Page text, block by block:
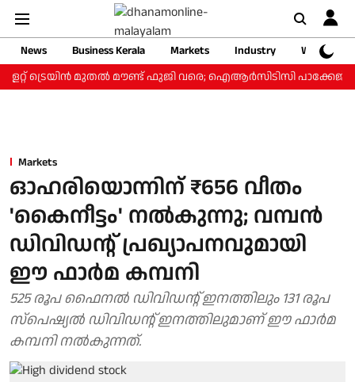
News Business Kerala Markets Industry
Web
ട്രെയിന്‍ മുതല്‍ മൗണ്ട് ഫുജി വരെ; ഐആര്‍സിടിസി പാക്കേജ്
Markets
ഓഹരിയൊന്നിന് ₹656 വീതം
'കൈനീട്ടം' നൽകുന്നു; വമ്പൻ
ഡിവിഡന്റ് പ്രഖ്യാപനവുമായി
ഈ ഫാർമ കമ്പനി
525 രൂപ ഫൈനൽ ഡിവിഡന്റ് ഇനത്തിലും 131 രൂപ
സ്പെഷ്യൽ ‍ഡിവിഡന്റ് ഇനത്തിലുമാണ് ഈ ഫാർമ
കമ്പനി നൽകുന്നത്.